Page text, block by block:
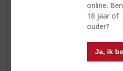
online.
18 jaar of
ouder?
Ja, ik